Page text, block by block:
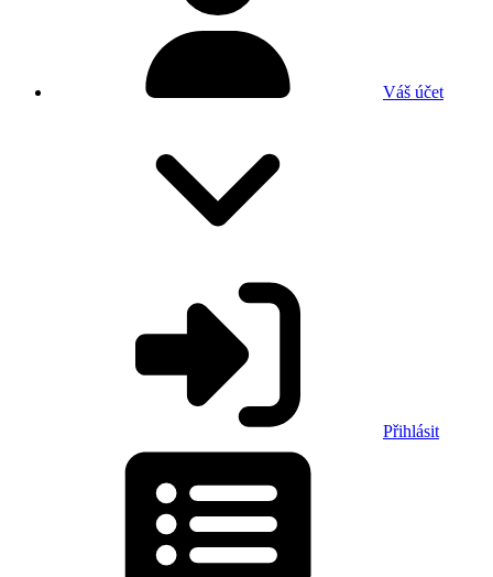
Váš účet
Přihlásit